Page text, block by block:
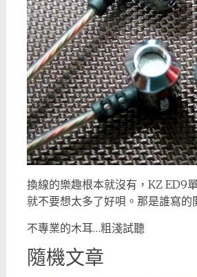
換線的樂趣根本就沒有，KZ ED9
就不要想太多了好唄。那是誰寫的
不專業的木耳…粗淺試聽
隨機文章